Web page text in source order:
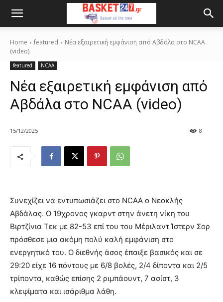
Home featured
Νέα εξαιρετική εμφάνιση από Αβδάλα στο NCAA
(video)
featured NCAA
Νέα εξαιρετική εμφάνιση από
Αβδάλα στο NCAA (video)
15/12/2025 8
Συνεχίζει να εντυπωσιάζει στο NCAA ο Νεοκλής
Αβδάλας. Ο 19χρονος γκαρντ στην άνετη νίκη του
Βιρτζίνια Τεκ με 82-53 επί του του Μέριλαντ Ίστερν Σορ
πρόσθεσε μια ακόμη πολύ καλή εμφάνιση στο
ενεργητικό του. Ο διεθνής άσος έπαιξε βασικός και σε
29:20 είχε 16 πόντους με 6/8 βολές, 2/4 δίποντα και 2/5
τρίποντα, καθώς επίσης 2 ριμπάουντ, 7 ασίστ, 3
κλεψίματα και ισάριθμα λάθη.